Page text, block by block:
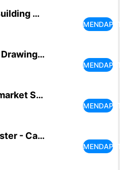
Craftsman: Building Craft
Color ASMR: Drawing & Painting
Retail Supermarket Simulator
Tanghulu Master - Candy ASMR